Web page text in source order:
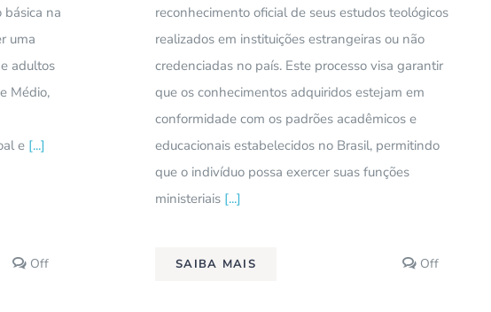
básica na
uma
adultos
Médio,
e[...]
OffComments
reconhecimento oficial de seus estudos teológicos
realizados em instituições estrangeiras ou não
credenciadas no país. Este processo visa garantir
que os conhecimentos adquiridos estejam em
conformidade com os padrões acadêmicos e
educacionais estabelecidos no Brasil, permitindo
que o indivíduo possa exercer suas funções
ministeriais[...]
SAIBA MAIS OffComments